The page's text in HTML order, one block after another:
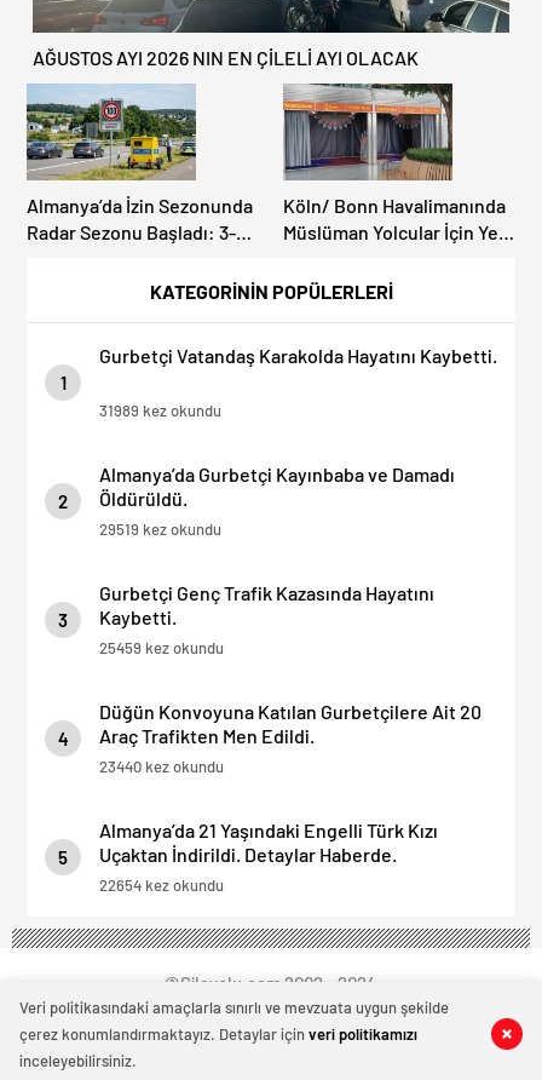
0 0
0 0
KATEGORİNİN POPÜLERLERİ
1
Gurbetçi Vatandaş Karakolda Hayatını Kaybetti.
31989 kez okundu
2
Almanya’da Gurbetçi Kayınbaba ve Damadı
Öldürüldü.
29519 kez okundu
3
Gurbetçi Genç Trafik Kazasında Hayatını
Kaybetti.
25459 kez okundu
4
Düğün Konvoyuna Katılan Gurbetçilere Ait 20
Araç Trafikten Men Edildi.
23440 kez okundu
5
Almanya’da 21 Yaşındaki Engelli Türk Kızı
Uçaktan İndirildi. Detaylar Haberde.
22654 kez okundu
AĞUSTOS AYI 2026 NIN EN ÇİLELİ AYI OLACAK
Almanya’da İzin Sezonunda
Radar Sezonu Başladı: 3-9
Denetimi Yapılacak!
Köln/ Bonn Havalimanında
Müslüman Yolcular İçin Yeni
©Silayolu.com 2002 - 2024
Veri politikasındaki amaçlarla sınırlı ve mevzuata uygun şekilde
çerez konumlandırmaktayız. Detaylar içinveri politikamızı
inceleyebilirsiniz.